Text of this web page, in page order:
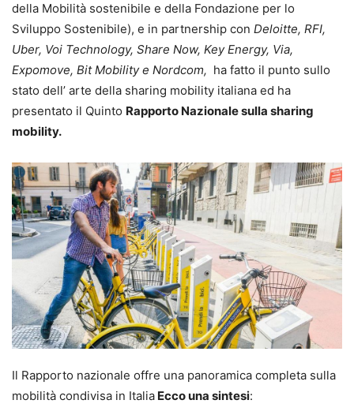
della Mobilità sostenibile e della Fondazione per lo
Sviluppo Sostenibile), e in partnership con Deloitte, RFI,
Uber, Voi Technology, Share Now, Key Energy, Via,
Expomove, Bit Mobility e Nordcom, ha fatto il punto sullo
stato dell’ arte della sharing mobility italiana ed ha
presentato il Quinto Rapporto Nazionale sulla sharing
mobility.
Il Rapporto nazionale offre una panoramica completa sulla
mobilità condivisa in Italia Ecco una sintesi: